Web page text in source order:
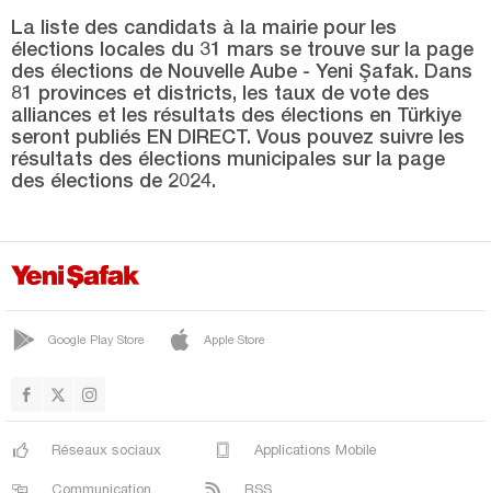
Mersin
Muğla
Muş
Nevşehir
Osmaniye
Rize
Sakarya
Samsun
Şanlıurfa
La liste des candidats à la mairie pour les
élections locales du 31 mars se trouve sur la page
des élections de Nouvelle Aube - Yeni Şafak. Dans
81 provinces et districts, les taux de vote des
alliances et les résultats des élections en Türkiye
seront publiés EN DIRECT. Vous pouvez suivre les
résultats des élections municipales sur la page
des élections de 2024.
Google Play Store Apple Store
Réseaux sociaux Applications Mobile
Communication RSS